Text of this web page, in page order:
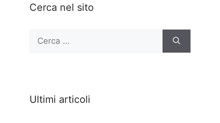
Cerca nel sito
per:
Ultimi articoli